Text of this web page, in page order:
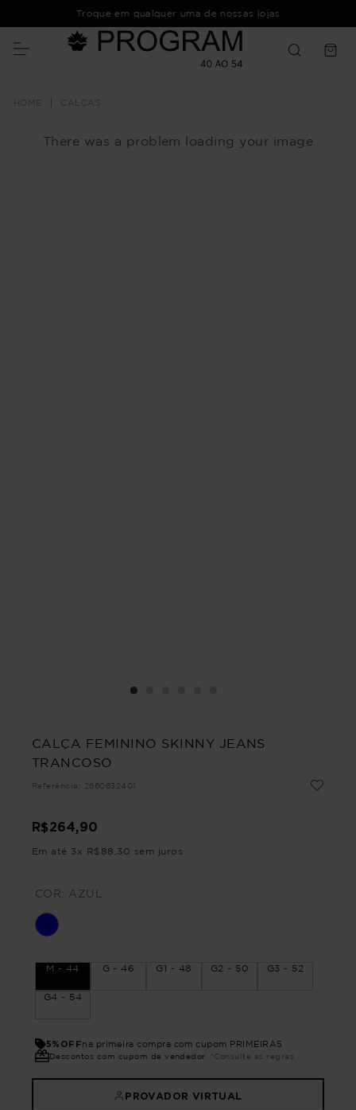
Troque em qualquer uma de nossas lojas
CALÇAS
There was a problem loading your image
CALÇA FEMININO SKINNY JEANS
TRANCOSO
Referência : 2660632401
R$264,90
Em até 3x R$ 88 30 sem juros
COR: AZUL
M - 44 G - 46 G1 - 48 G2 - 50 G3 - 52
G4 - 54
5%OFFna primeira compra com cupom PRIMEIRA5
Descontos com cupom de vendedor *Consulte as regras
PROVADOR VIRTUAL